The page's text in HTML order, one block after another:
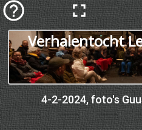
Verhalentocht
4-2-2024, foto's